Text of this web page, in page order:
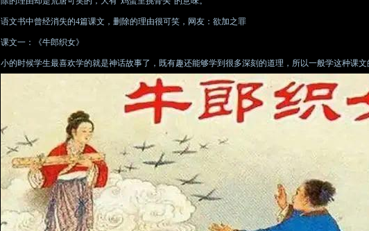
语文书中曾经消失的4篇课文，删除的理由很可笑，网友：欲加之罪
课文一：《牛郎织女》
小的时候学生最喜欢学的就是神话故事了，既有趣还能够学到很多深刻的道理，所以一般学这种课文